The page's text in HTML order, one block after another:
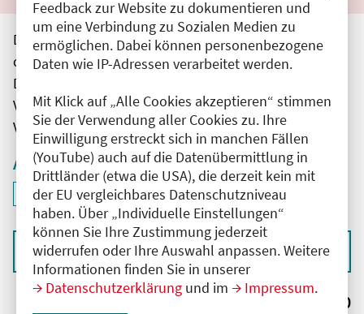
Feedback zur Website zu dokumentieren und
um eine Verbindung zu Sozialen Medien zu
ermöglichen. Dabei können personenbezogene
Daten wie IP-Adressen verarbeitet werden.
Mit Klick auf „Alle Cookies akzeptieren“ stimmen
Sie der Verwendung aller Cookies zu. Ihre
Einwilligung erstreckt sich in manchen Fällen
(YouTube) auch auf die Datenübermittlung in
Drittländer (etwa die USA), die derzeit kein mit
der EU vergleichbares Datenschutzniveau
haben. Über „Individuelle Einstellungen“
können Sie Ihre Zustimmung jederzeit
widerrufen oder Ihre Auswahl anpassen. Weitere
Informationen finden Sie in unserer
Datenschutzerklärung und im Impressum.
Die hier aufgeführten Veranstaltungen entsprechen
den unmittelbar vom Veranstalter getätigten Angaben.
Die Ärztekammer Berlin übernimmt keine
Verantwortung für den Inhalt, die Haftung obliegt dem
Veranstalter.
Aktive Filter
Filter
ID: ANT-2504140
deaktivieren und Suchergebnisse neu laden
Sortieren nach
Ergebnisse: 0